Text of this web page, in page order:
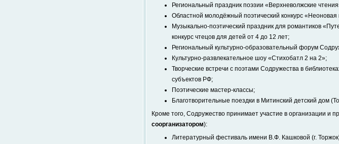
Региональный праздник поэзии «Верхневолжские
Областной молодёжный поэтический конкурс «Неоновая
Музыкально-поэтический праздник для романтиков
конкурс чтецов для детей от 4 до 12 лет;
Региональный культурно-образовательный форум
Культурно-развлекательное шоу «Стихобатл 2 на 2»;
Творческие встречи с поэтами Содружества в
субъектов РФ;
Поэтические мастер-классы;
Благотворительные поездки в Митинский детский дом
Кроме того, Содружество принимает участие в организации и
соорганизатором):
Литературный фестиваль имени В.Ф. Кашковой (г.